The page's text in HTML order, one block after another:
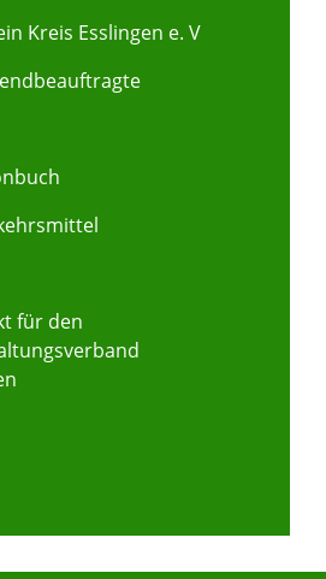
Kreis Esslingen e. V
für den